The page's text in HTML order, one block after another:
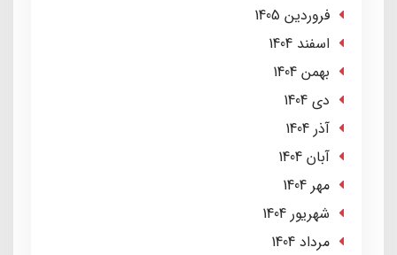
فروردین 1405
اسفند 1404
بهمن 1404
دی 1404
آذر 1404
آبان 1404
مهر 1404
شهریور 1404
مرداد 1404